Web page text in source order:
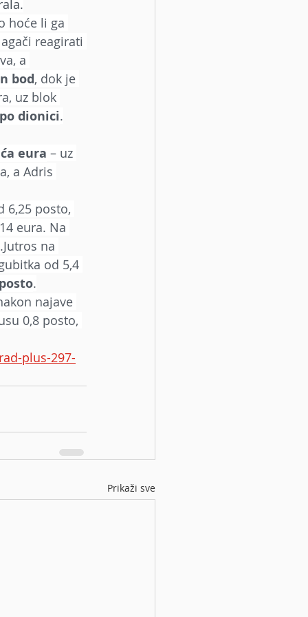
hoće li ga
reagirati
a
bod, dok je
uz blok
dionici.
eura – uz
a Adris
6,25 posto,
eura. Na
na
od 5,4
.
najave
0,8 posto,
plus-297-
Prikaži sve